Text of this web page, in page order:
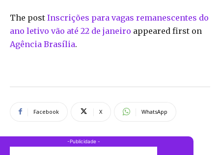
The post Inscrições para vagas remanescentes do
ano letivo vão até 22 de janeiro appeared first on
Agência Brasília.
Facebook X WhatsApp
-Publicidade -